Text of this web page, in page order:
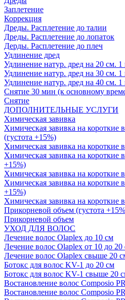
Заплетение
Коррекция
Дреды. Расплетение до талии
Дреды. Расплетение до лопаток
Дерды. Расплетение до плеч
Удлинение дред
Удлинение натур. дред на 20 см. 1
Удлинение натур. дред на 30 см. 1
Удлинение натур. дред на 40 см. 1
Снятие 30 мин (к основному
Снятие
ДОПОЛНИТЕЛЬНЫЕ УСЛУГИ
Химическая завивка
Химическая завивка на короткие
(густота +15%)
Химическая завивка на короткие
Химическая завивка на короткие
+15%)
Химическая завивка на короткие
Химическая завивка на короткие
+15%)
Химическая завивка на короткие
Прикорневой объем (густота
Прикорневой объем
УХОД ДЛЯ ВОЛОС
Лечение волос Olapleх до 10 см
Лечение волос Olapleх от 10 до 20
Лечение волос Olapleх свыше 20
Ботокс для волос KV-1 до 20 см
Ботокс для волос KV-1 свыше 20
Востановление волос Composio
Востановление волос Composio